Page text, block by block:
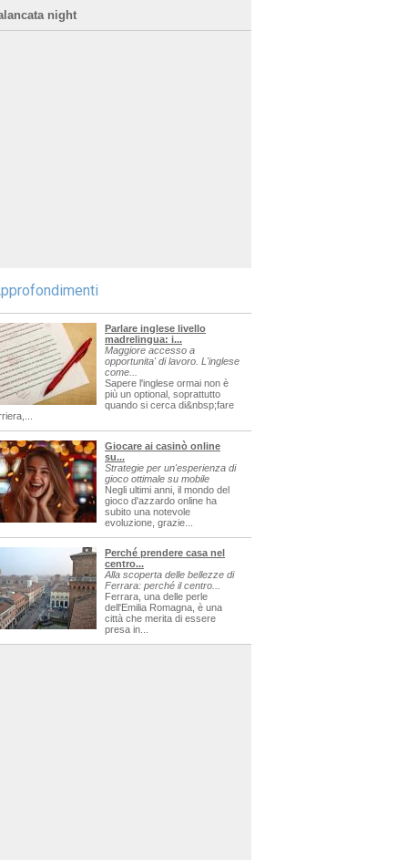
night
Parlare inglese livello
madrelingua: i...
Maggiore accesso a
opportunita' di lavoro. L'inglese
come...
Sapere l'inglese ormai non è
più un optional, soprattutto
quando si cerca di&nbsp;fare
Giocare ai casinò online
su...
Strategie per un'esperienza di
gioco ottimale su mobile
Negli ultimi anni, il mondo del
gioco d'azzardo online ha
subito una notevole
evoluzione, grazie...
Perché prendere casa nel
centro...
Alla scoperta delle bellezze di
Ferrara: perché il centro...
Ferrara, una delle perle
dell'Emilia Romagna, è una
città che merita di essere
presa in...